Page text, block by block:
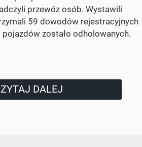
przewóz osób. Wystawili
59 dowodów rejestracyjnych
zostało odholowanych.
DALEJ